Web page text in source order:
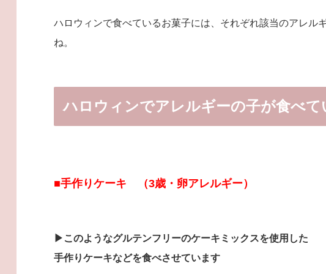
ハロウィンで食べているお菓子には、それぞれ該当のアレル
ね。
ハロウィンでアレルギーの子が食べて
■手作りケーキ （3歳・卵アレルギー）
▶︎このようなグルテンフリーのケーキミックスを使用した
手作りケーキなどを食べさせています